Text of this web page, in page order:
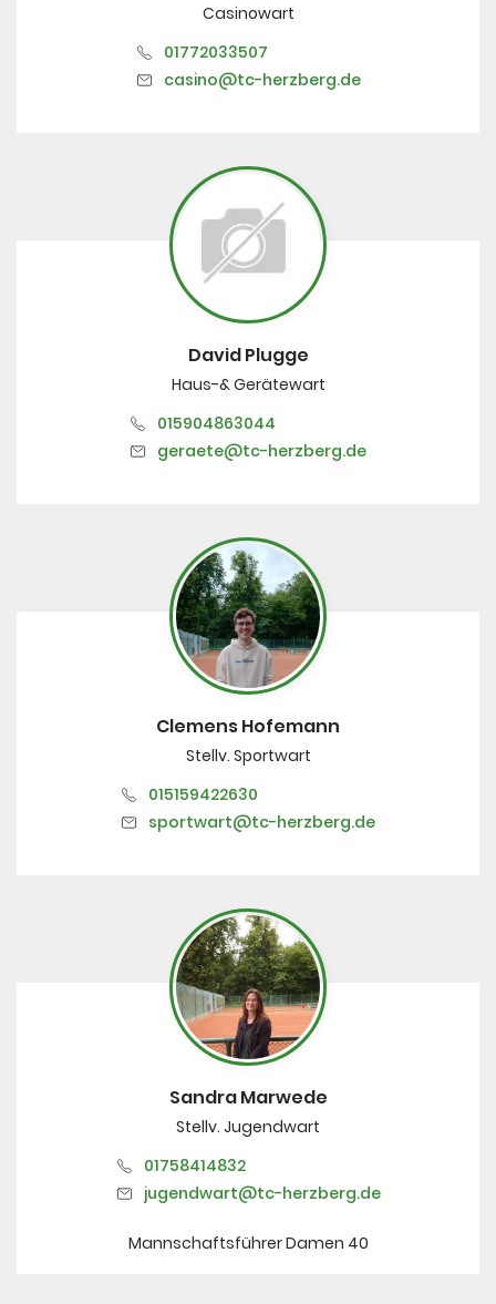
Casinowart
01772033507
casino@tc-herzberg.de
David Plugge
Haus-& Gerätewart
015904863044
geraete@tc-herzberg.de
Clemens Hofemann
Stellv. Sportwart
015159422630
sportwart@tc-herzberg.de
Sandra Marwede
Stellv. Jugendwart
01758414832
jugendwart@tc-herzberg.de
Mannschaftsführer Damen 40